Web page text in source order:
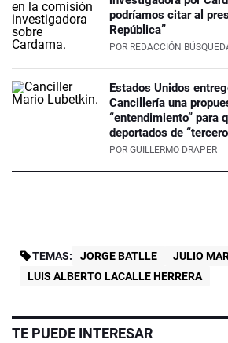
podríamos citar al
República”
POR REDACCIÓN
Estados Unidos
Cancillería una
“entendimiento” para
deportados de
POR GUILLERMO DRAPER
TEMAS: JORGE BATLLE
JULIO
LUIS ALBERTO LACALLE HERRERA
TE PUEDE INTERESAR